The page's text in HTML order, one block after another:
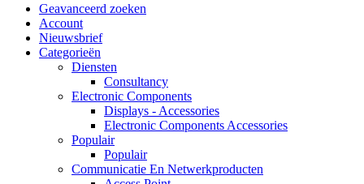
Geavanceerd zoeken
Account
Nieuwsbrief
Categorieën
Diensten
Consultancy
Electronic Components
Displays - Accessories
Electronic Components Accessories
Populair
Populair
Communicatie En Netwerkproducten